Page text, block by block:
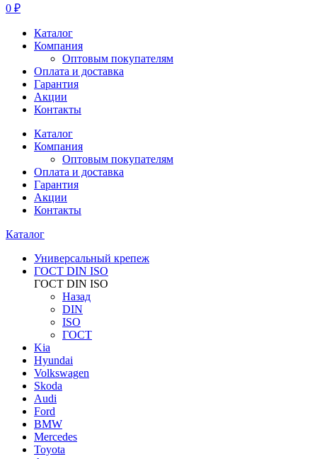
0 ₽
Каталог
Компания
Оптовым покупателям
Оплата и доставка
Гарантия
Акции
Контакты
Каталог
Компания
Оптовым покупателям
Оплата и доставка
Гарантия
Акции
Контакты
Каталог
Универсальный крепеж
ГОСТ DIN ISO
ГОСТ DIN ISO
Назад
DIN
ISO
ГОСТ
Kia
Hyundai
Volkswagen
Skoda
Audi
Ford
BMW
Mercedes
Toyota